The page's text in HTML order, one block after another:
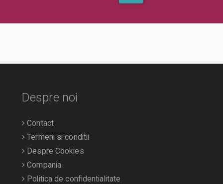
Despre noi
Contact
Termeni si conditii
Despre Cookies
Compania
Politica de confidentialitate